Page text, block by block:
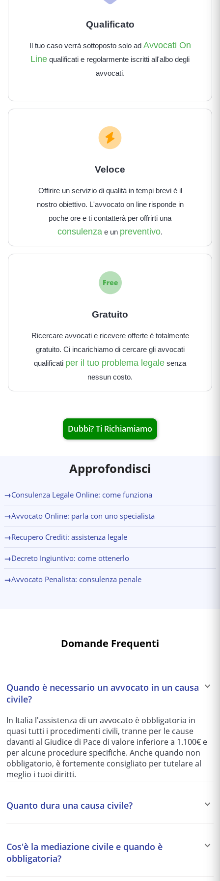
Qualificato
Il tuo caso verrà sottoposto solo ad Avvocati On
Line qualificati e regolarmente iscritti all'albo degli
avvocati.
Veloce
Offirire un servizio di qualità in tempi brevi è il
nostro obiettivo. L'avvocato on line risponde in
poche ore e ti contatterà per offrirti una
consulenza e un preventivo.
Gratuito
Ricercare avvocati e ricevere offerte è totalmente
gratuito. Ci incarichiamo di cercare gli avvocati
qualificati per il tuo problema legale senza
nessun costo.
Dubbi? Ti Richiamiamo
Approfondisci
→Consulenza Legale Online: come funziona
→Avvocato Online: parla con uno specialista
→Recupero Crediti: assistenza legale
→Decreto Ingiuntivo: come ottenerlo
→Avvocato Penalista: consulenza penale
Domande Frequenti
Quando è necessario un avvocato in un causa
civile?
In Italia l'assistenza di un avvocato è obbligatoria in
quasi tutti i procedimenti civili, tranne per le cause
davanti al Giudice di Pace di valore inferiore a 1.100€ e
per alcune procedure specifiche. Anche quando non
obbligatorio, è fortemente consigliato per tutelare al
meglio i tuoi diritti.
Quanto dura una causa civile?
semplici fino a 5-10 anni per quelle più articolate. Per
questo motivo si preferisce spesso una soluzione
Cos'è la mediazione civile e quando è
obbligatoria?